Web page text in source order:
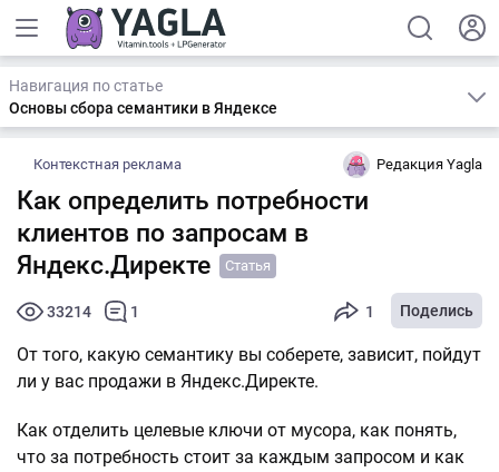
Навигация по статье
Основы сбора семантики в Яндексе
Контекстная реклама Редакция Yagla
Как определить потребности
клиентов по запросам в
Яндекс.Директе
Статья
33214 1 1 Поделись
От того, какую семантику вы соберете, зависит, пойдут
ли у вас продажи в Яндекс.Директе.
Как отделить целевые ключи от мусора, как понять,
что за потребность стоит за каждым запросом и как